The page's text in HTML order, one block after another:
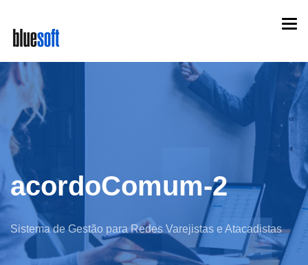
main
content
acordoComum-2
Sistema de Gestão para Redes Varejistas e Atacadistas